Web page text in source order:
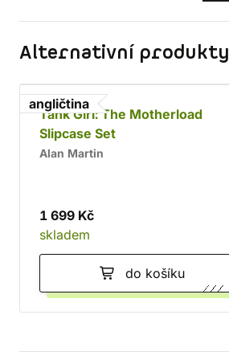
Alternativní produkty
angličtina
Tank Girl: The Motherload
Slipcase Set
Alan Martin
1 699 Kč
skladem
do košíku